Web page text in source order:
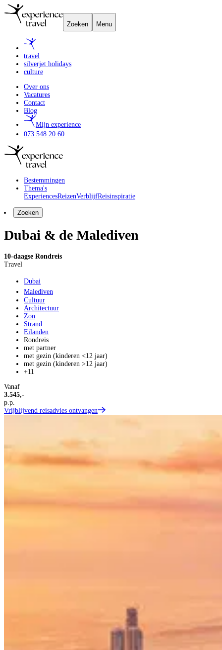
Zoeken Menu
travel
silverjet holidays
culture
Over ons
Vacatures
Contact
Blog
Mijn experience
073 548 20 60
Bestemmingen
Thema's
ExperiencesReizenVerblijfReisinspiratie
Zoeken
Dubai & de Malediven
10-daagse Rondreis
Travel
Dubai
Malediven
Cultuur
Architectuur
Zon
Strand
Eilanden
Rondreis
met partner
met gezin (kinderen <12 jaar)
met gezin (kinderen >12 jaar)
+11
Vanaf
3.545,-
p.p.
Vrijblijvend reisadvies ontvangen